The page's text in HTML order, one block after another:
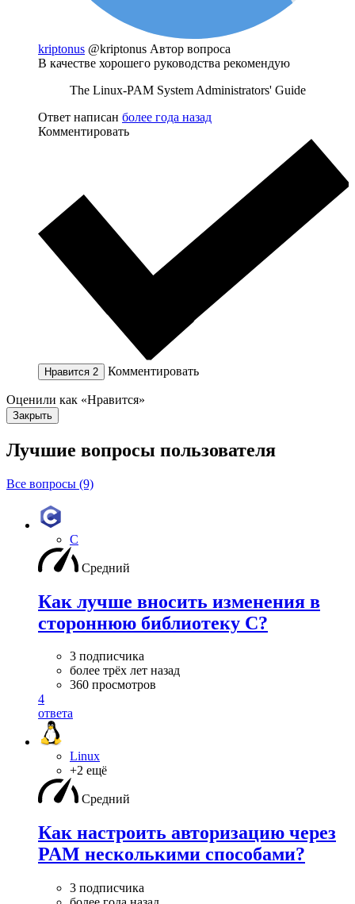
kriptonus @kriptonus Автор вопроса
В качестве хорошего руководства рекомендую
The Linux-PAM System Administrators' Guide
Ответ написан более года назад
Комментировать
Нравится 2 Комментировать
Оценили как «Нравится»
Закрыть
Лучшие вопросы пользователя
Все вопросы (9)
C
Средний
Как лучше вносить изменения в
стороннюю библиотеку С?
3 подписчика
более трёх лет назад
360 просмотров
4
ответа
Linux
+2 ещё
Средний
Как настроить авторизацию через
PAM несколькими способами?
3 подписчика